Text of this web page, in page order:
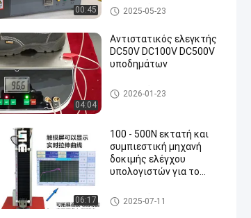
00:45
ψεκασμού
Εξοπλισμός δοκιμής
2025-05-23
04:04
Αντιστατικός ελεγκτής
DC50V DC100V DC500V
υποδημάτων
Εξοπλισμός δοκιμής υποδημ
άτων
2026-01-23
06:17
100 - 500N εκτατή και
συμπιεστική μηχανή
δοκιμής ελέγχου
υπολογιστών για το
εξοπλισμός δοκιμής εργαστ
ηρίων
2025-07-11